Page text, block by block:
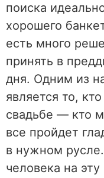
поиска
хорошего
есть много
принять в
дня. Одним из
является то,
свадьбе — кто
все пройдет
в нужном
человека на